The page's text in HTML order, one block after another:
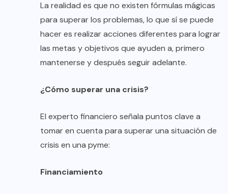
La realidad es que no existen fórmulas mágicas
para superar los problemas, lo que sí se puede
hacer es realizar acciones diferentes para lograr
las metas y objetivos que ayuden a, primero
mantenerse y después seguir adelante.
¿Cómo superar una crisis?
El experto financiero señala puntos clave a
tomar en cuenta para superar una situación de
crisis en una pyme:
Financiamiento